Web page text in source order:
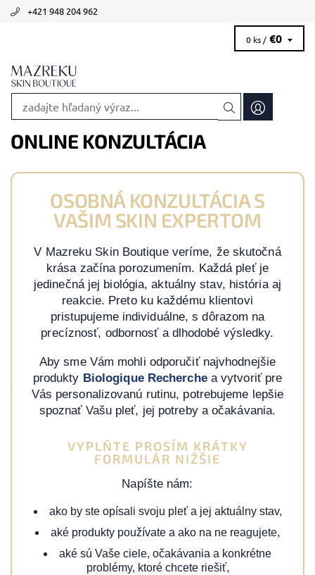
+421 948 204 962
0 ks / €0
ONLINE KONZULTÁCIA
OSOBNÁ KONZULTÁCIA S
VAŠIM SKIN EXPERTOM
V Mazreku Skin Boutique veríme, že skutočná
krása začína porozumením. Každá pleť je
jedinečná jej biológia, aktuálny stav, história aj
reakcie. Preto ku každému klientovi
pristupujeme individuálne, s dôrazom na
precíznosť, odbornosť a dlhodobé výsledky.
Aby sme Vám mohli odporučiť najvhodnejšie
produkty Biologique Recherchea vytvoriť pre
Vás personalizovanú rutinu, potrebujeme lepšie
spoznať Vašu pleť, jej potreby a očakávania.
VYPLŇTE PROSÍM KRÁTKY
FORMULÁR NIŽŠIE
Napíšte nám:
ako by ste opísali svoju pleť a jej aktuálny stav,
aké produkty používate a ako na ne reagujete,
aké sú Vaše ciele, očakávania a konkrétne
problémy, ktoré chcete riešiť,